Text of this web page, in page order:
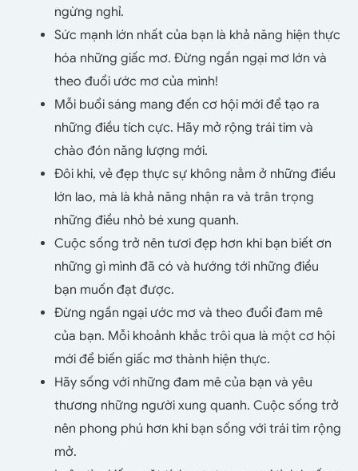
ngừng nghỉ.
Sức mạnh lớn nhất của bạn là khả năng hiện thực
hóa những giấc mơ. Đừng ngần ngại mơ lớn và
theo đuổi ước mơ của mình!
Mỗi buổi sáng mang đến cơ hội mới để tạo ra
những điều tích cực. Hãy mở rộng trái tim và
chào đón năng lượng mới.
Đôi khi, vẻ đẹp thực sự không nằm ở những điều
lớn lao, mà là khả năng nhận ra và trân trọng
những điều nhỏ bé xung quanh.
Cuộc sống trở nên tươi đẹp hơn khi bạn biết ơn
những gì mình đã có và hướng tới những điều
bạn muốn đạt được.
Đừng ngần ngại ước mơ và theo đuổi đam mê
của bạn. Mỗi khoảnh khắc trôi qua là một cơ hội
mới để biến giấc mơ thành hiện thực.
Hãy sống với những đam mê của bạn và yêu
thương những người xung quanh. Cuộc sống trở
nên phong phú hơn khi bạn sống với trái tim rộng
mở.